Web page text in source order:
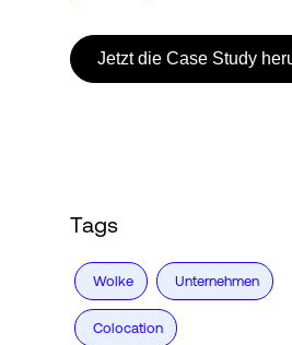
Jetzt die Case Study
Tags
Wolke Unternehmen
Colocation